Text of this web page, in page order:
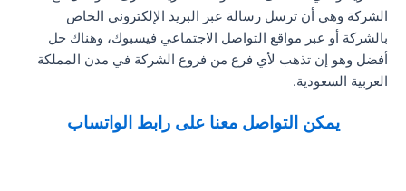
الشركة وهي أن ترسل رسالة عبر البريد الإلكتروني الخاص
بالشركة أو عبر مواقع التواصل الاجتماعي فيسبوك، وهناك حل
أفضل وهو إن تذهب لأي فرع من فروع الشركة في مدن المملكة
العربية السعودية.
يمكن التواصل معنا على رابط الواتساب